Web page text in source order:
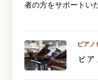
者の方をサポートい
ピアノ
ピ